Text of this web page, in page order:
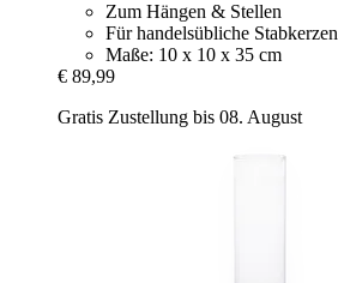
Zum Hängen & Stellen
Für handelsübliche Stabkerzen
Maße: 10 x 10 x 35 cm
€ 89,99
Gratis Zustellung bis 08. August